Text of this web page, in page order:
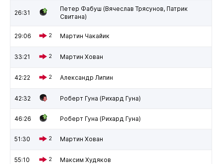
26:31
Петер Фабуш (Вячеслав Трясунов, Патрик
Свитана)
29:06 2 Мартин Чакайик
33:21 2 Мартин Хован
42:22 2 Александр Липин
42:32 Роберт Гуна (Рихард Гуна)
46:26 Роберт Гуна (Рихард Гуна)
51:30 2 Мартин Хован
55:10 2 Максим Худяков